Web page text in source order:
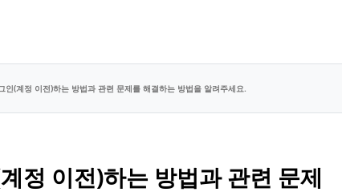
인(계정 이전)하는 방법과 관련 문제를 해결하는 방법을 알려주세요.
정 이전)하는 방법과 관련 문제